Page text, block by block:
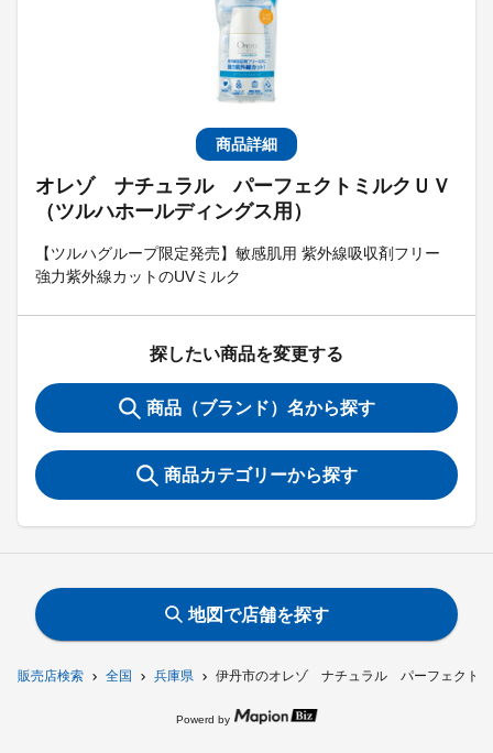
販売店検索 全国 兵庫県 伊丹市のオレゾ ナチュラル パーフェクトミ
商品詳細
オレゾ ナチュラル パーフェクトミルクＵＶ
（ツルハホールディングス用）
【ツルハグループ限定発売】敏感肌用 紫外線吸収剤フリー
強力紫外線カットのUVミルク
探したい商品を変更する
商品（ブランド）名から探す
商品カテゴリーから探す
地図で店舗を探す
Powerd by